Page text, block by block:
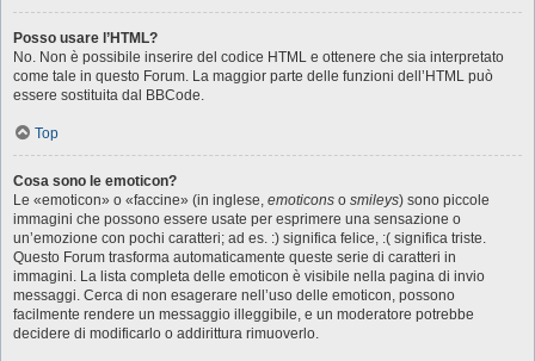
Posso usare l’HTML?
No. Non è possibile inserire del codice HTML e ottenere che sia interpretato
come tale in questo Forum. La maggior parte delle funzioni dell’HTML può
essere sostituita dal BBCode.
Top
Cosa sono le emoticon?
Le «emoticon» o «faccine» (in inglese, emoticons o smileys) sono piccole
immagini che possono essere usate per esprimere una sensazione o
un’emozione con pochi caratteri; ad es. :) significa felice, :( significa triste.
Questo Forum trasforma automaticamente queste serie di caratteri in
immagini. La lista completa delle emoticon è visibile nella pagina di invio
messaggi. Cerca di non esagerare nell’uso delle emoticon, possono
facilmente rendere un messaggio illeggibile, e un moderatore potrebbe
decidere di modificarlo o addirittura rimuoverlo.